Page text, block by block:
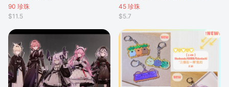
90 珍珠
$11.5
45 珍珠
$5.7